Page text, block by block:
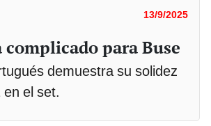
13/9/2025
complicado para Buse
demuestra su solidez
el set.